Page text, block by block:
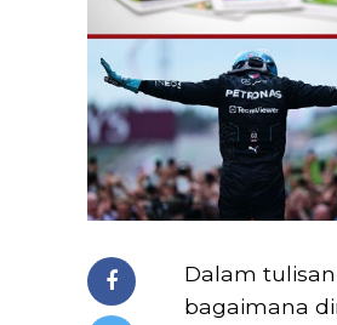
Dalam tulisan
bagaimana